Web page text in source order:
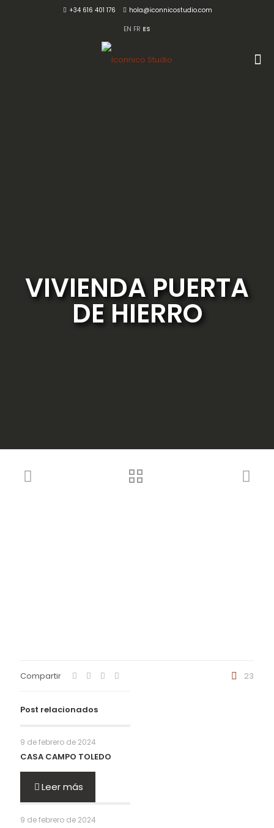
+34 616 401 176 hola@iconnicostudio.com
EN FR ES
VIVIENDA PUERTA
DE HIERRO
Compartir 23
Post relacionados
9 de febrero de 2024
CASA CAMPO TOLEDO
Leer más
9 de febrero de 2024